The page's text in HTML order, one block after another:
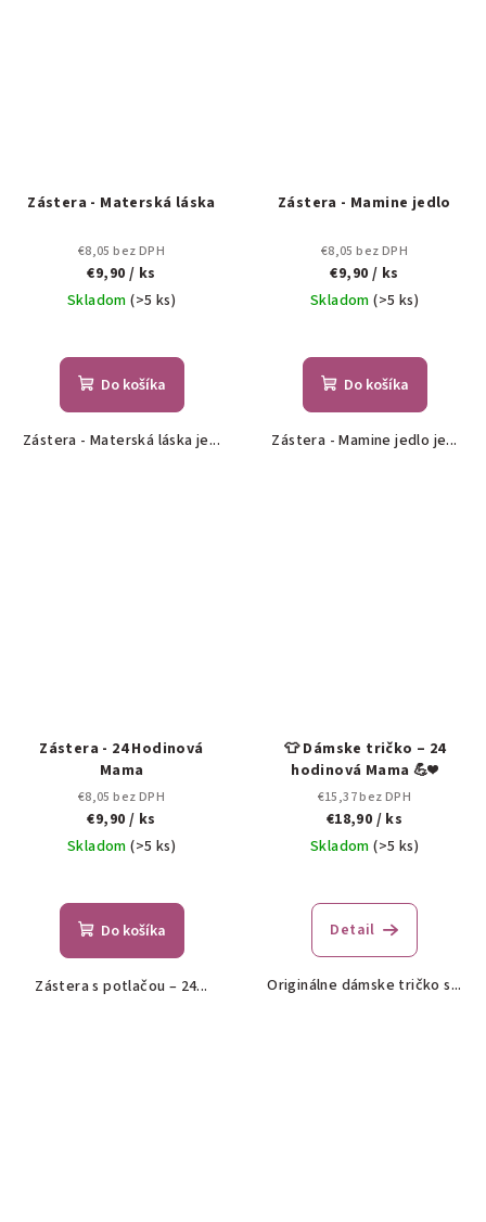
Zástera - Materská láska
€8,05 bez DPH
€9,90 / ks
Skladom(>5 ks)
Do košíka
Zástera - Materská láska je...
Zástera - Mamine jedlo
€8,05 bez DPH
€9,90 / ks
Skladom(>5 ks)
Do košíka
Zástera - Mamine jedlo je...
Zástera - 24 Hodinová
Mama
€8,05 bez DPH
€9,90 / ks
Skladom(>5 ks)
Do košíka
Zástera s potlačou – 24...
👕 Dámske tričko – 24
hodinová Mama 💪❤️
€15,37 bez DPH
€18,90 / ks
Skladom(>5 ks)
Detail
Originálne dámske tričko s...